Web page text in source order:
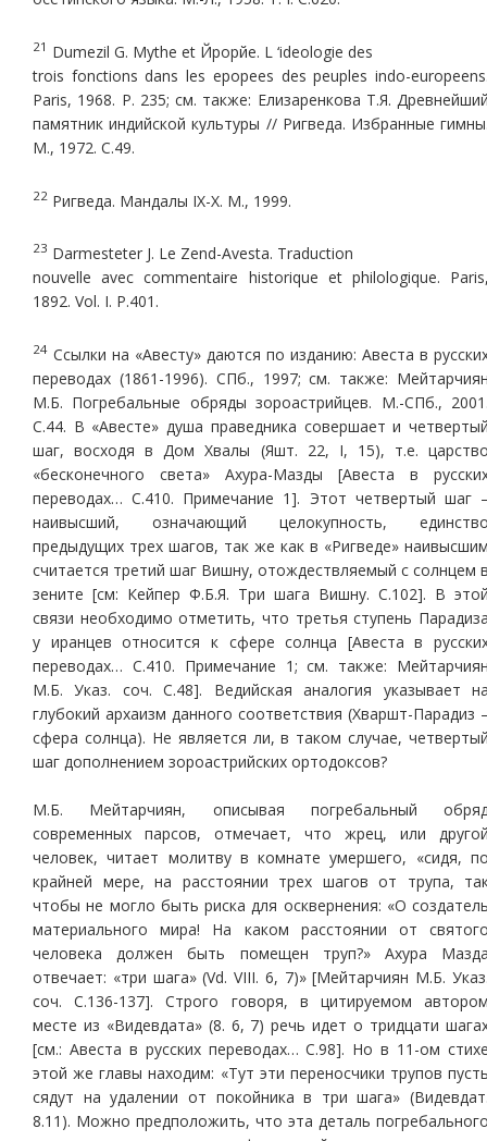
21 Dumezil G. Mythe et Йpopйe. L ‘ideologie des
trois fonctions dans les epopees des peuples indo-
Paris, 1968. P. 235; см. также: Елизаренкова Т.Я.
памятник индийской культуры // Ригведа. Избранные
М., 1972. С.49.
22 Ригведа. Мандалы IX-X. М., 1999.
23 Darmesteter J. Le Zend-Avesta. Traduction
nouvelle avec commentaire historique et philologique.
1892. Vol. I. P.401.
24 Ссылки на «Авесту» даются по изданию: Авеста в
переводах (1861-1996). СПб., 1997; см. также:
М.Б. Погребальные обряды зороастрийцев. М.-СПб.,
С.44. В «Авесте» душа праведника совершает и
шаг, восходя в Дом Хвалы (Яшт. 22, I, 15), т.е.
«бесконечного света» Ахура-Мазды [Авеста в
переводах… С.410. Примечание 1]. Этот четвертый шаг
наивысший, означающий целокупность,
предыдущих трех шагов, так же как в «Ригведе»
считается третий шаг Вишну, отождествляемый с солнцем
зените [см: Кейпер Ф.Б.Я. Три шага Вишну. С.102]. В
связи необходимо отметить, что третья ступень
у иранцев относится к сфере солнца [Авеста в
переводах… С.410. Примечание 1; см. также:
М.Б. Указ. соч. С.48]. Ведийская аналогия указывает
глубокий архаизм данного соответствия (Хваршт-Парадиз
сфера солнца). Не является ли, в таком случае,
шаг дополнением зороастрийских ортодоксов?
М.Б. Мейтарчиян, описывая погребальный
современных парсов, отмечает, что жрец, или
человек, читает молитву в комнате умершего, «сидя,
крайней мере, на расстоянии трех шагов от трупа,
чтобы не могло быть риска для осквернения: «О
материального мира! На каком расстоянии от
человека должен быть помещен труп?» Ахура
отвечает: «три шага» (Vd. VIII. 6, 7)» [Мейтарчиян М.Б.
соч. С.136-137]. Строго говоря, в цитируемом
месте из «Видевдата» (8. 6, 7) речь идет о тридцати
[см.: Авеста в русских переводах… С.98]. Но в 11-ом
этой же главы находим: «Тут эти переносчики трупов
сядут на удалении от покойника в три шага»
8.11). Можно предположить, что эта деталь